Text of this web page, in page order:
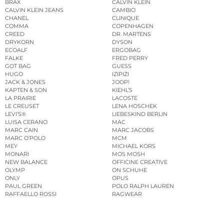
BRAX
CALVIN KLEIN
CALVIN KLEIN JEANS
CAMBIO
CHANEL
CLINIQUE
COMMA
COPENHAGEN
CREED
DR. MARTENS
DRYKORN
DYSON
ECOALF
ERGOBAG
FALKE
FRED PERRY
GOT BAG
GUESS
HUGO
IZIPIZI
JACK & JONES
JOOP!
KAPTEN & SON
KIEHL’S
LA PRAIRIE
LACOSTE
LE CREUSET
LENA HOSCHEK
LEVI’S®
LIEBESKIND BERLIN
LUISA CERANO
MAC
MARC CAIN
MARC JACOBS
MARC O’POLO
MCM
MEY
MICHAEL KORS
MONARI
MOS MOSH
NEW BALANCE
OFFICINE CREATIVE
OLYMP
ON SCHUHE
ONLY
OPUS
PAUL GREEN
POLO RALPH LAUREN
RAFFAELLO ROSSI
RAGWEAR